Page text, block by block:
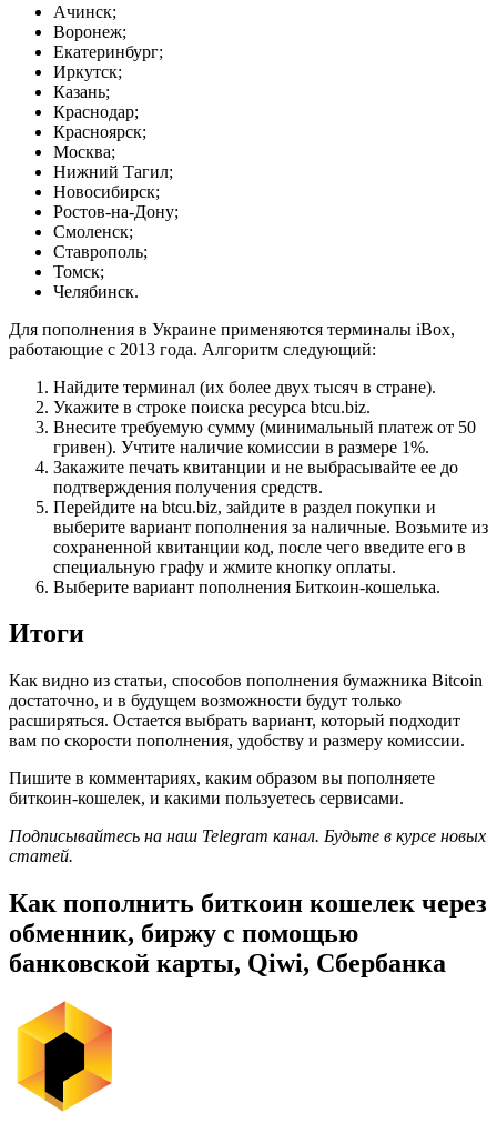
Ачинск;
Воронеж;
Екатеринбург;
Иркутск;
Казань;
Краснодар;
Красноярск;
Москва;
Нижний Тагил;
Новосибирск;
Ростов-на-Дону;
Смоленск;
Ставрополь;
Томск;
Челябинск.
Для пополнения в Украине применяются терминалы iBox,
работающие с 2013 года. Алгоритм следующий:
Найдите терминал (их более двух тысяч в стране).
Укажите в строке поиска ресурса btcu.biz.
Внесите требуемую сумму (минимальный платеж от 50
гривен). Учтите наличие комиссии в размере 1%.
Закажите печать квитанции и не выбрасывайте ее до
подтверждения получения средств.
Перейдите на btcu.biz, зайдите в раздел покупки и
выберите вариант пополнения за наличные. Возьмите из
сохраненной квитанции код, после чего введите его в
специальную графу и жмите кнопку оплаты.
Выберите вариант пополнения Биткоин-кошелька.
Итоги
Как видно из статьи, способов пополнения бумажника Bitcoin
достаточно, и в будущем возможности будут только
расширяться. Остается выбрать вариант, который подходит
вам по скорости пополнения, удобству и размеру комиссии.
Пишите в комментариях, каким образом вы пополняете
биткоин-кошелек, и какими пользуетесь сервисами.
Подписывайтесь на наш Telegram канал. Будьте в курсе новых
статей.
Как пополнить биткоин кошелек через
обменник, биржу с помощью
банковской карты, Qiwi, Сбербанка